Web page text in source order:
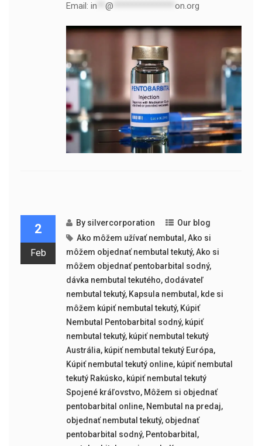
Email: in @ on.org
2
Feb
By silvercorporation
Our blog
Ako môžem užívať nembutal ,Ako si
môžem objednať nembutal tekutý,Ako si
môžem objednať pentobarbital sodný,
dávka nembutal tekutého, dodávateľ
nembutal tekutý, Kapsula nembutal , kde si
môžem kúpiť nembutal tekutý, Kúpiť
Nembutal Pentobarbital sodný, kúpiť
nembutal tekutý, kúpiť nembutal tekutý
Austrália, kúpiť nembutal tekutý Európa,
Kúpiť nembutal tekutý online, kúpiť nembutal
tekutý Rakúsko, kúpiť nembutal tekutý
Spojené kráľovstvo, Môžem si objednať
pentobarbital online, Nembutal na predaj,
objednať nembutal tekutý, objednať
pentobarbital sodný, Pentobarbital ,